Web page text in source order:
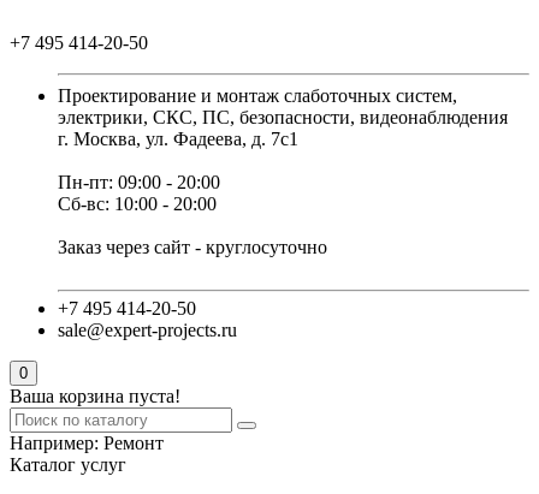
+7 495 414-20-50
Проектирование и монтаж слаботочных систем,
электрики, СКС, ПС, безопасности, видеонаблюдения
г. Москва, ул. Фадеева, д. 7с1
Пн-пт: 09:00 - 20:00
Сб-вс: 10:00 - 20:00
Заказ через сайт - круглосуточно
+7 495 414-20-50
sale@expert-projects.ru
0
Ваша корзина пуста!
Например: Ремонт
Каталог услуг